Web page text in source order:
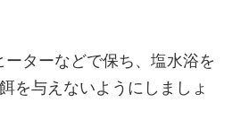
ターなどで保ち、塩水浴を
を与えないようにしましょ